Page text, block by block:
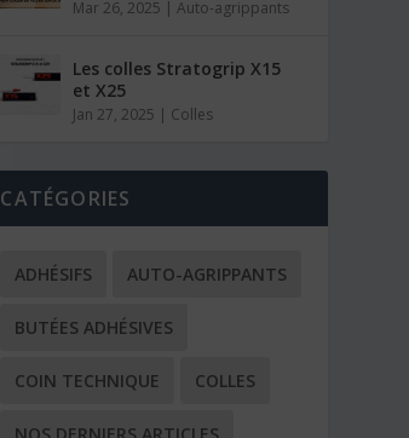
Mar 26, 2025 |Auto-agrippants
Les colles Stratogrip X15
et X25
Jan 27, 2025 | Colles
CATÉGORIES
ADHÉSIFS AUTO-AGRIPPANTS
BUTÉES ADHÉSIVES
COIN TECHNIQUE COLLES